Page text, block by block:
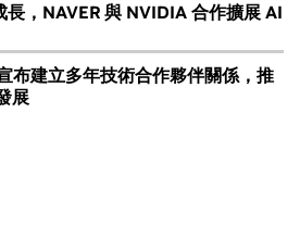
長，NAVER 與 NVIDIA 合作擴展 AI
布建立多年技術合作夥伴關係，推
展